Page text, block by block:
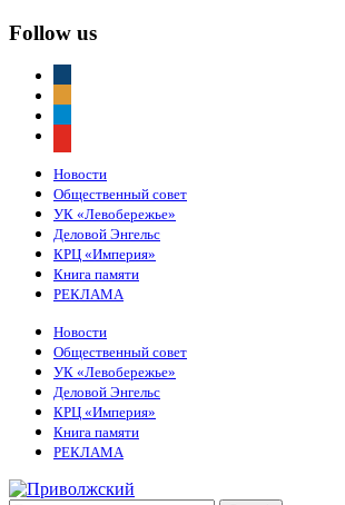
Follow us
Новости
Общественный совет
УК «Левобережье»
Деловой Энгельс
КРЦ «Империя»
Книга памяти
РЕКЛАМА
Новости
Общественный совет
УК «Левобережье»
Деловой Энгельс
КРЦ «Империя»
Книга памяти
РЕКЛАМА